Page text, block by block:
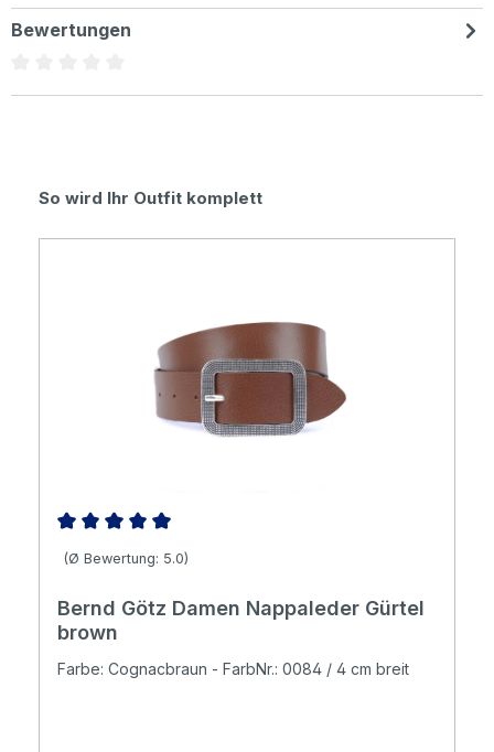
Bewertungen
Produktgalerie überspringen
So wird Ihr Outfit komplett
Durchschnittliche Bewertung von 5 von 5 Sternen
(Ø Bewertung: 5.0)
Bernd Götz Damen Nappaleder Gürtel
brown
Farbe: Cognacbraun - FarbNr.: 0084 / 4 cm breit